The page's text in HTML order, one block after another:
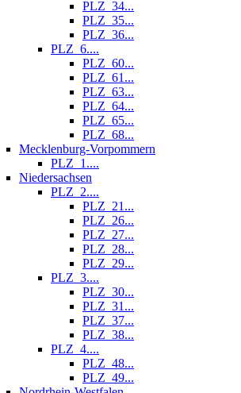
PLZ_34...
PLZ_35...
PLZ_36...
PLZ_6....
PLZ_60...
PLZ_61...
PLZ_63...
PLZ_64...
PLZ_65...
PLZ_68...
Mecklenburg-Vorpommern
PLZ_1....
Niedersachsen
PLZ_2....
PLZ_21...
PLZ_26...
PLZ_27...
PLZ_28...
PLZ_29...
PLZ_3....
PLZ_30...
PLZ_31...
PLZ_37...
PLZ_38...
PLZ_4....
PLZ_48...
PLZ_49...